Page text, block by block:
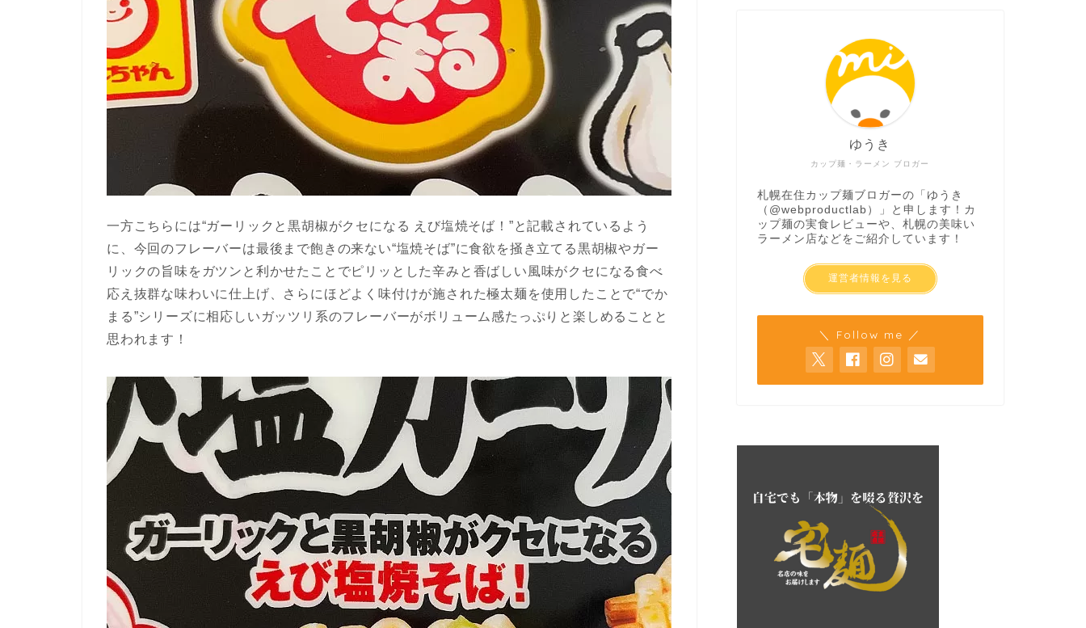
一方こちらには“ガーリックと黒胡椒がクセになる えび塩焼そば！”と記載されているよう
に、今回のフレーバーは最後まで飽きの来ない“塩焼そば”に食欲を掻き立てる黒胡椒やガー
リックの旨味をガツンと利かせたことでピリッとした辛みと香ばしい風味がクセになる食べ
応え抜群な味わいに仕上げ、さらにほどよく味付けが施された極太麺を使用したことで“でか
まる”シリーズに相応しいガッツリ系のフレーバーがボリューム感たっぷりと楽しめることと
思われます！
カップ麺・ラーメン ブロガー
ゆうき
札幌在住カップ麺ブロガーの「ゆうき
（ @webproductlab ）」と申します！カ
ップ麺の実食レビューや、札幌の美味い
ラーメン店などをご紹介しています！
運営者情報を見る
＼ Follow me ／